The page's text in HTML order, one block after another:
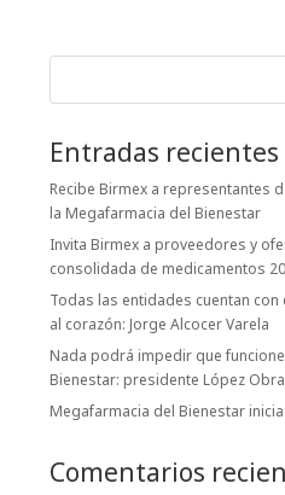
Entradas recientes
Recibe Birmex a representantes
la Megafarmacia del Bienestar
Invita Birmex a proveedores y
consolidada de medicamentos
Todas las entidades cuentan
al corazón: Jorge Alcocer Varela
Nada podrá impedir que
Bienestar: presidente López
Megafarmacia del Bienestar
Comentarios